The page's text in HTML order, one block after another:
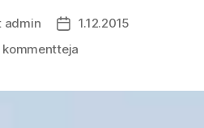
admin Julkaisupäivämäärä
1.12.2015
kommentteja